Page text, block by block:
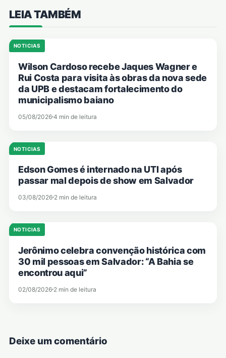
LEIA TAMBÉM
NOTICIAS
Wilson Cardoso recebe Jaques Wagner e
Rui Costa para visita às obras da nova sede
da UPB e destacam fortalecimento do
municipalismo baiano
05/08/2026 4 min de leitura
NOTICIAS
Edson Gomes é internado na UTI após
passar mal depois de show em Salvador
03/08/2026 2 min de leitura
NOTICIAS
Jerônimo celebra convenção histórica com
30 mil pessoas em Salvador: “A Bahia se
encontrou aqui”
02/08/2026 2 min de leitura
Deixe um comentário